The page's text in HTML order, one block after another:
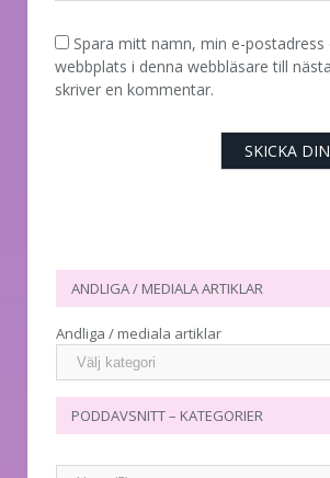
Spara mitt namn, min e-postadress
webbplats i denna webbläsare till
skriver en kommentar.
ANDLIGA / MEDIALA ARTIKLAR
Andliga / mediala artiklar
PODDAVSNITT – KATEGORIER